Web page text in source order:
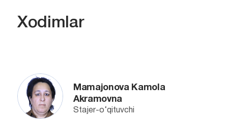
Xodimlar
Mamajonova Kamola
Akramovna
Stajer-o‘qituvchi